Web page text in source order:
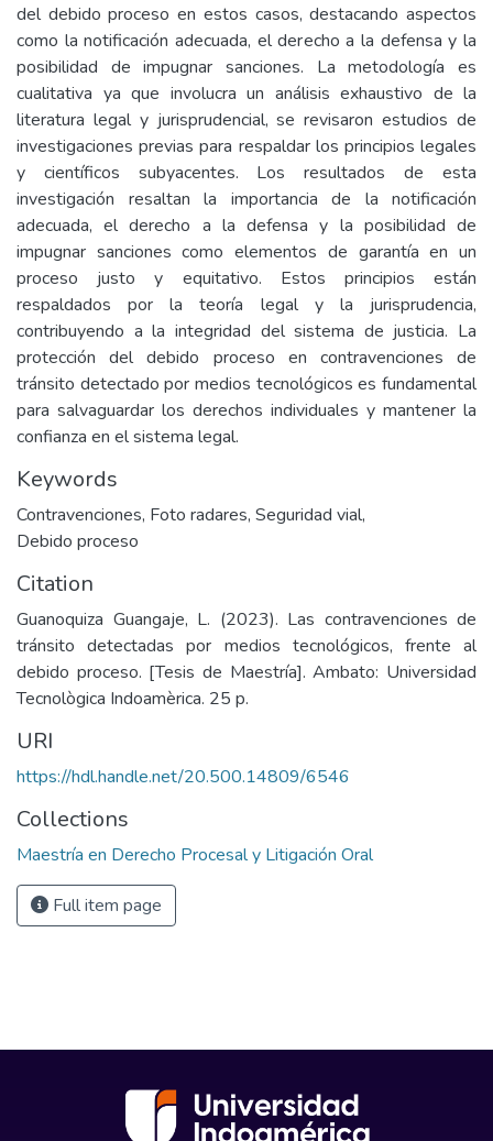
del debido proceso en estos casos, destacando aspectos
como la notificación adecuada, el derecho a la defensa y la
posibilidad de impugnar sanciones. La metodología es
cualitativa ya que involucra un análisis exhaustivo de la
literatura legal y jurisprudencial, se revisaron estudios de
investigaciones previas para respaldar los principios legales
y científicos subyacentes. Los resultados de esta
investigación resaltan la importancia de la notificación
adecuada, el derecho a la defensa y la posibilidad de
impugnar sanciones como elementos de garantía en un
proceso justo y equitativo. Estos principios están
respaldados por la teoría legal y la jurisprudencia,
contribuyendo a la integridad del sistema de justicia. La
protección del debido proceso en contravenciones de
tránsito detectado por medios tecnológicos es fundamental
para salvaguardar los derechos individuales y mantener la
confianza en el sistema legal.
Keywords
Contravenciones, Foto radares, Seguridad vial,
Debido proceso
Citation
Guanoquiza Guangaje, L. (2023). Las contravenciones de
tránsito detectadas por medios tecnológicos, frente al
debido proceso. [Tesis de Maestría]. Ambato: Universidad
Tecnològica Indoamèrica. 25 p.
URI
https://hdl.handle.net/20.500.14809/6546
Collections
Maestría en Derecho Procesal y Litigación Oral
Full item page